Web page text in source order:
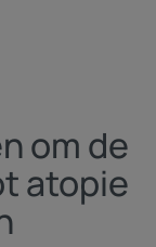
om de
atopie